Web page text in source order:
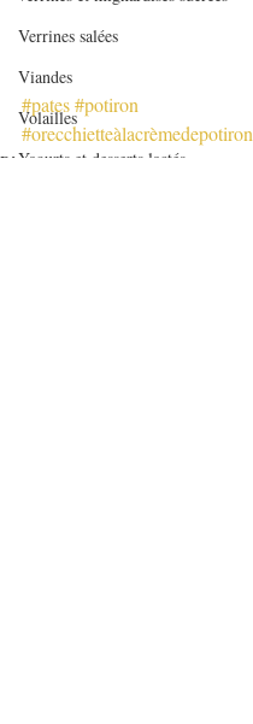
Verrines salées
Viandes
Volailles
Yaourts et desserts lactés
#pates#potiron
#orecchietteàlacrèmedepotiron
Pâtes